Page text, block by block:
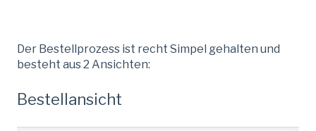
Der Bestellprozess ist recht Simpel gehalten und
besteht aus 2 Ansichten:
Bestellansicht